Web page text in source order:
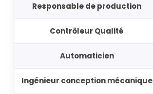
Responsable de production
Contrôleur Qualité
Automaticien
Ingénieur conception mécanique